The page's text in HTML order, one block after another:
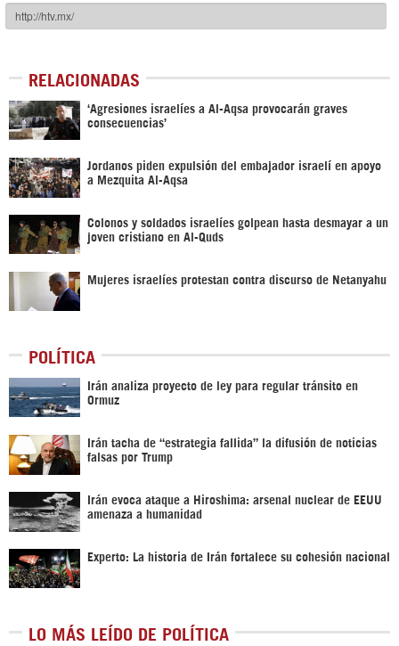
RELACIONADAS
‘Agresiones israelíes a Al-Aqsa provocarán graves
consecuencias’
Jordanos piden expulsión del embajador israelí en apoyo
a Mezquita Al-Aqsa
Colonos y soldados israelíes golpean hasta desmayar a un
joven cristiano en Al-Quds
Mujeres israelíes protestan contra discurso de Netanyahu
POLÍTICA
Irán analiza proyecto de ley para regular tránsito en
Ormuz
Irán tacha de “estrategia fallida” la difusión de noticias
falsas por Trump
Irán evoca ataque a Hiroshima: arsenal nuclear de EEUU
amenaza a humanidad
Experto: La historia de Irán fortalece su cohesión nacional
LO MÁS LEÍDO DE POLÍTICA